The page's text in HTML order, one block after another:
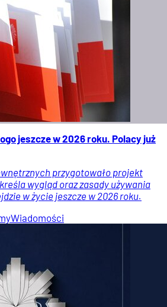
jeszcze w 2026 roku. Polacy już
przygotowało projekt
wygląd oraz zasady używania
w życie jeszcze w 2026 roku.
Wiadomości